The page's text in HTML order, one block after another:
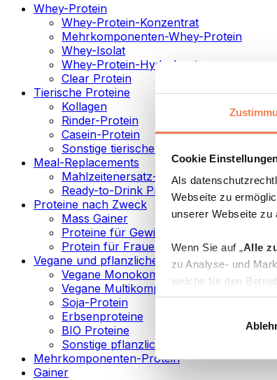
Cookie
Als
Webseite zu
unserer Webseite zu
Wenn Sie auf „Alle
zu Analyse- und
welche für den
„Anpassen“
Weitere
Whey-Protein
Whey-Protein-Konzentrat
Mehrkomponenten-Whey-Protein
Whey-Isolat
Whey-Protein-Hydrolysat
Clear Protein
Tierische Proteine
Kollagen
Rinder-Protein
Casein-Protein
Sonstige tierische Proteine
Meal-Replacements
Mahlzeitenersatz-Pulver
Ready-to-Drink Proteingetränke
Proteine nach Zweck
Mass Gainer
Proteine für Gewichtsverlust
Protein für Frauen
Vegane und pflanzliche Proteine
Vegane Monokomponenten-Proteine
Vegane Multikomponenten-Proteine
Soja-Protein
Erbsenproteine
BIO Proteine
Sonstige pflanzliche Proteine
Mehrkomponenten-Protein
Gainer